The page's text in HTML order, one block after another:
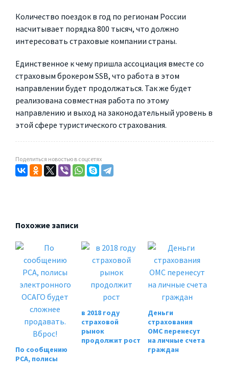
Количество поездок в год по регионам России
насчитывает порядка 800 тысяч, что должно
интересовать страховые компании страны.
Единственное к чему пришла ассоциация вместе со
страховым брокером SSB, что работа в этом
направлении будет продолжаться. Так же будет
реализована совместная работа по этому
направлению и выход на законодательный уровень в
этой сфере туристического страхования.
Поделиться новостью в соцсетях
Похожие записи
По сообщению
РСА, полисы
в 2018 году
страховой
рынок
продолжит рост
Деньги
страхования
ОМС перенесут
на личные счета
граждан